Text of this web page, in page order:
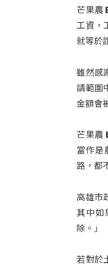
芒果農
工資，
就等於
雖然感
請範圍
金額會
芒果農
當作是
路，都
高雄市
其中如
除。」
若對於